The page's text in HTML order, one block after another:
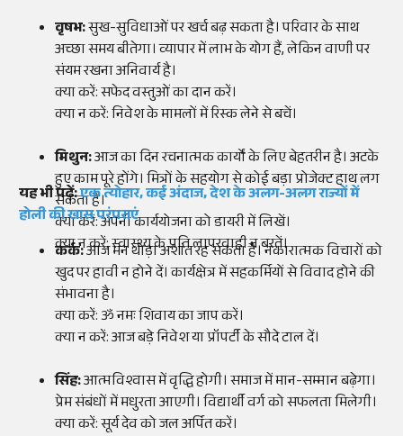
वृषभ:सुख-सुविधाओं पर खर्च बढ़ सकता है। परिवार के साथ
अच्छा समय बीतेगा। व्यापार में लाभ के योग हैं, लेकिन वाणी पर
संयम रखना अनिवार्य है।
क्या करें: सफेद वस्तुओं का दान करें।
क्या न करें: निवेश के मामलों में रिस्क लेने से बचें।
मिथुन:आज का दिन रचनात्मक कार्यों के लिए बेहतरीन है। अटके
हुए काम पूरे होंगे। मित्रों के सहयोग से कोई बड़ा प्रोजेक्ट हाथ लग
सकता है।
क्या करें: अपनी कार्ययोजना को डायरी में लिखें।
क्या न करें: स्वास्थ्य के प्रति लापरवाही न बरतें।
यह भी पढ़ें:एक त्योहार, कई अंदाज, देश के अलग-अलग राज्यों में
होली की खास परंपराएं
कर्क:आज मन थोड़ा अशांत रह सकता है। नकारात्मक विचारों को
खुद पर हावी न होने दें। कार्यक्षेत्र में सहकर्मियों से विवाद होने की
संभावना है।
क्या करें: ॐ नमः शिवाय का जाप करें।
क्या न करें: आज बड़े निवेश या प्रॉपर्टी के सौदे टाल दें।
सिंह:आत्मविश्वास में वृद्धि होगी। समाज में मान-सम्मान बढ़ेगा।
प्रेम संबंधों में मधुरता आएगी। विद्यार्थी वर्ग को सफलता मिलेगी।
क्या करें: सूर्य देव को जल अर्पित करें।